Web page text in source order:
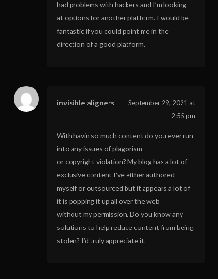
had problems with hackers and I’m looking
at options for another platform. I would be
fantastic if you could point me in the
direction of a good platform.
invisible aligners
September 29, 2021 at
2:55 pm
With havin so much content do you ever run
into any issues of plagorism
or copyright violation? My blog has a lot of
exclusive content I’ve either authored
myself or outsourced but it appears a lot of
it is popping it up all over the web
without my permission. Do you know any
solutions to help reduce content from being
stolen? I’d truly appreciate it.